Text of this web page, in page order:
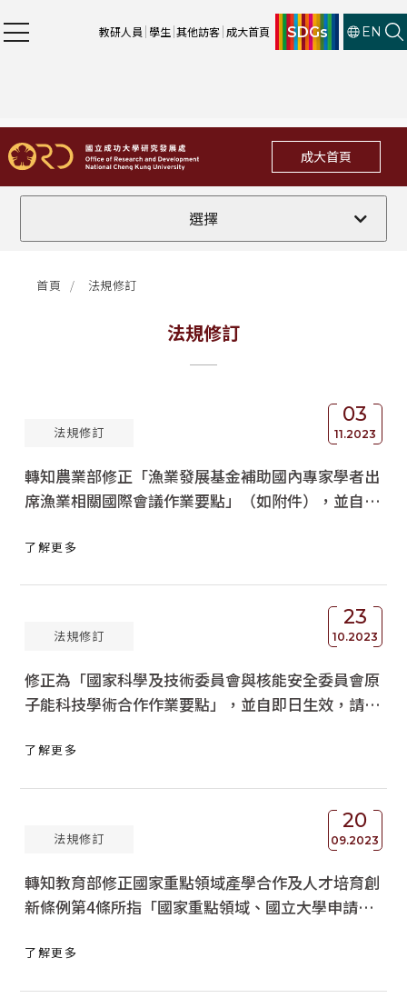
教研人員 學生 其他訪客 成大首頁 SDGs EN
成大首頁
選擇
全部
法規修訂
活動訊息
首頁 法規修訂
法規修訂
03
11.2023
法規修訂
轉知農業部修正「漁業發展基金補助國內專家學者出
席漁業相關國際會議作業要點」（如附件），並自中
了解更多
23
10.2023
法規修訂
修正為「國家科學及技術委員會與核能安全委員會原
子能科技學術合作作業要點」，並自即日生效，請查
了解更多
20
09.2023
法規修訂
轉知教育部修正國家重點領域產學合作及人才培育創
新條例第4條所指「國家重點領域、國立大學申請條
了解更多